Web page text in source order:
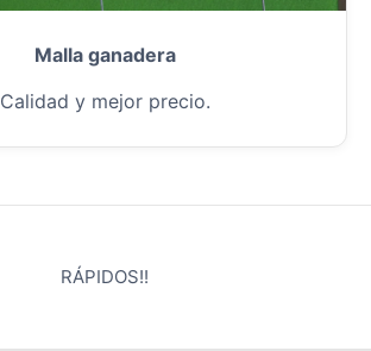
Malla ganadera
Calidad y mejor precio.
RÁPIDOS!!